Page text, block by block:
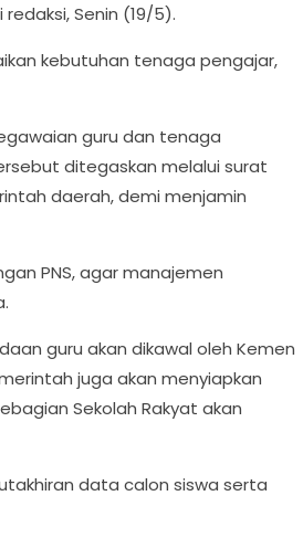
Senin (19/5).
kebutuhan tenaga pengajar,
guru dan tenaga
ditegaskan melalui surat
daerah, demi menjamin
PNS, agar manajemen
guru akan dikawal oleh Kemen
juga akan menyiapkan
Sekolah Rakyat akan
data calon siswa serta